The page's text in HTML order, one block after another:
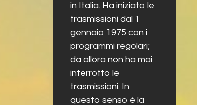
in Italia. Ha iniziato le
trasmissioni dal 1
gennaio 1975 con i
programmi regolari;
da allora non ha mai
interrotto le
trasmissioni. In
questo senso è la